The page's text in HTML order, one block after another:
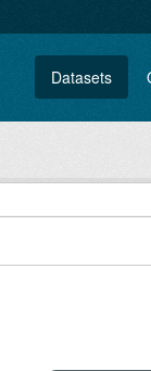
Datasets